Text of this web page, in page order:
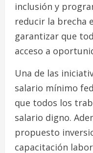
inclusión y
reducir la brecha
garantizar que
acceso a
Una de las
salario mínimo
que todos los
salario digno.
propuesto
capacitación